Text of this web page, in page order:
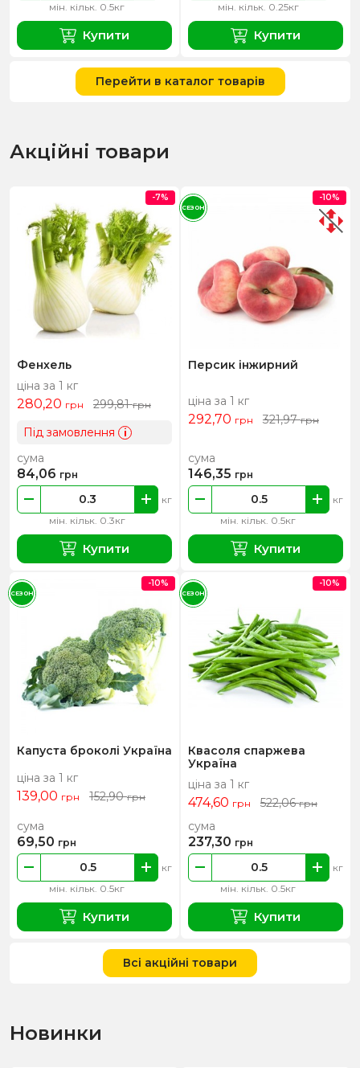
мін. кільк. 0.5кг
Купити
мін. кільк. 0.25кг
Купити
Перейти в каталог товарів
Акційні товари
Фенхель
ціна за 1 кг
280,20 грн 299,81грн
Під замовлення i
мін. кільк. 0.3кг
кг
сума
84,06 грн
Купити
-7%
Персик інжирний
ціна за 1 кг
292,70 грн 321,97грн
мін. кільк. 0.5кг
кг
сума
146,35 грн
Купити
-10%
СЕЗОН
Капуста броколі Україна
ціна за 1 кг
139,00 грн 152,90грн
мін. кільк. 0.5кг
кг
сума
69,50 грн
Купити
-10%
СЕЗОН
Квасоля спаржева
Україна
ціна за 1 кг
474,60 грн 522,06грн
мін. кільк. 0.5кг
кг
сума
237,30 грн
Купити
-10%
СЕЗОН
Всі акційні товари
Новинки